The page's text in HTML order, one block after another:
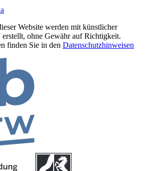
Website werden mit künstlicher
ohne Gewähr auf Richtigkeit.
finden Sie in den Datenschutzhinweisen